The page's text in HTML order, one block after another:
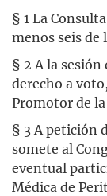
§ 1 La
menos seis de
§ 2 A la
derecho a
Promotor de
§ 3 A petición
somete al
eventual
Médica de